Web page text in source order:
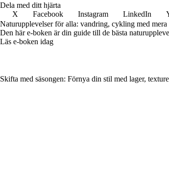
Dela med ditt hjärta
X
Facebook Instagram LinkedIn
Naturupplevelser för alla: vandring, cykling med mera
Den här e-boken är din guide till de bästa
Läs e-boken idag
Skifta med säsongen: Förnya din stil med lager,